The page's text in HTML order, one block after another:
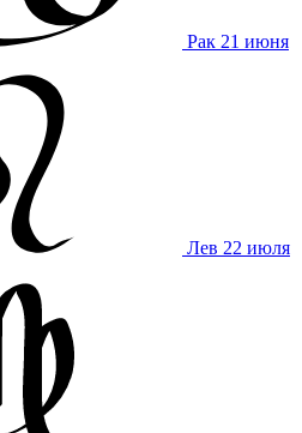
Рак 21 июня
Лев 22 июля